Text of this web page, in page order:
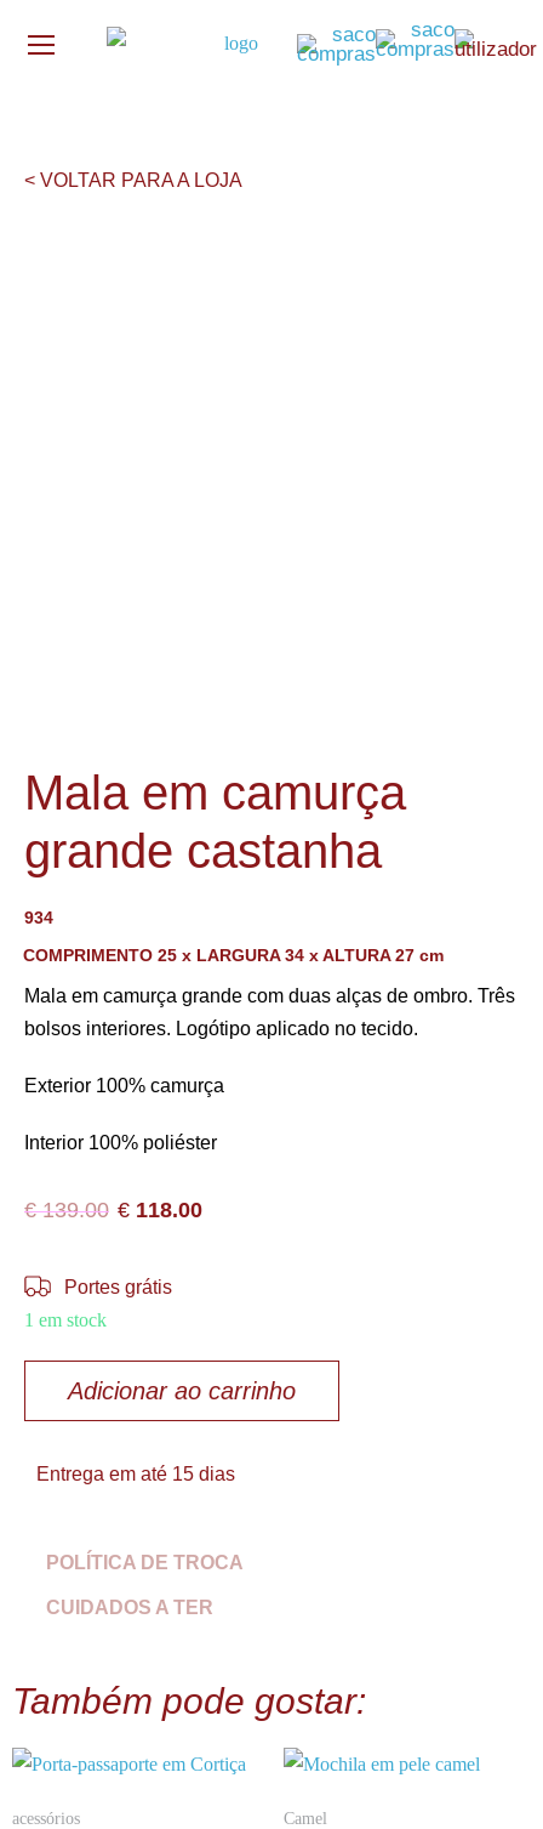
< VOLTAR PARA A LOJA
Mala em camurça
grande castanha
934
COMPRIMENTO 25 x LARGURA 34 x ALTURA 27 cm
Mala em camurça grande com duas alças de ombro. Três
bolsos interiores. Logótipo aplicado no tecido.
Exterior 100% camurça
Interior 100% poliéster
€139.00 € 118.00
Portes grátis
1 em stock
Adicionar ao carrinho
Entrega em até 15 dias
POLÍTICA DE TROCA
CUIDADOS A TER
Também pode gostar:
acessórios Camel